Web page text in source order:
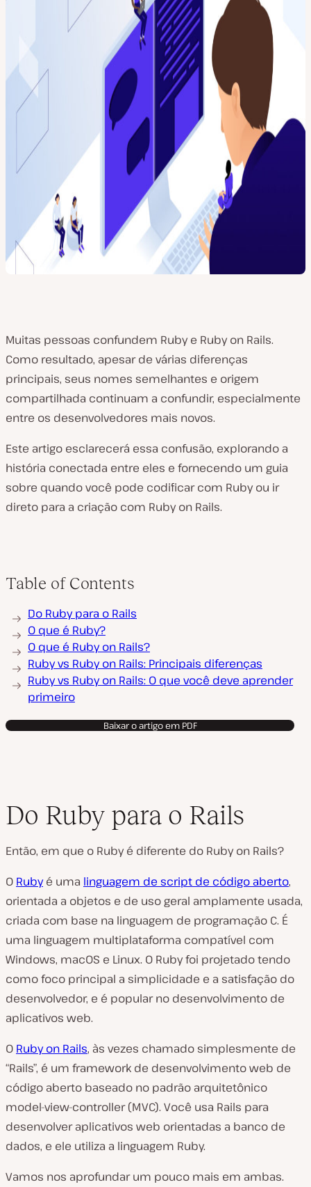
Muitas pessoas confundem Ruby e Ruby on Rails.
Como resultado, apesar de várias diferenças
principais, seus nomes semelhantes e origem
compartilhada continuam a confundir, especialmente
entre os desenvolvedores mais novos.
Este artigo esclarecerá essa confusão, explorando a
história conectada entre eles e fornecendo um guia
sobre quando você pode codificar com Ruby ou ir
direto para a criação com Ruby on Rails.
Table of Contents
Do Ruby para o Rails
O que é Ruby?
O que é Ruby on Rails?
Ruby vs Ruby on Rails: Principais diferenças
Ruby vs Ruby on Rails: O que você deve aprender
primeiro
Baixar o artigo em PDF
Do Ruby para o Rails
Então, em que o Ruby é diferente do Ruby on Rails?
O Rubyé uma linguagem de script de código aberto,
orientada a objetos e de uso geral amplamente usada,
criada com base na linguagem de programação C. É
uma linguagem multiplataforma compatível com
Windows, macOS e Linux. O Ruby foi projetado tendo
como foco principal a simplicidade e a satisfação do
desenvolvedor, e é popular no desenvolvimento de
aplicativos web.
O Ruby on Rails, às vezes chamado simplesmente de
“Rails”, é um framework de desenvolvimento web de
código aberto baseado no padrão arquitetônico
model-view-controller (MVC). Você usa Rails para
desenvolver aplicativos web orientadas a banco de
dados, e ele utiliza a linguagem Ruby.
Vamos nos aprofundar um pouco mais em ambas.